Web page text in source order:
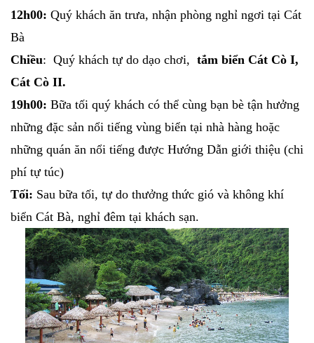
12h00: Quý khách ăn trưa, nhận phòng nghỉ ngơi tại Cát
Bà
Chiều: Quý khách tự do dạo chơi, tắm biển Cát Cò I,
Cát Cò II.
19h00: Bữa tối quý khách có thể cùng bạn bè tận hưởng
những đặc sản nổi tiếng vùng biển tại nhà hàng hoặc
những quán ăn nổi tiếng được Hướng Dẫn giới thiệu (chi
phí tự túc)
Tối: Sau bữa tối, tự do thưởng thức gió và không khí
biển Cát Bà, nghỉ đêm tại khách sạn.